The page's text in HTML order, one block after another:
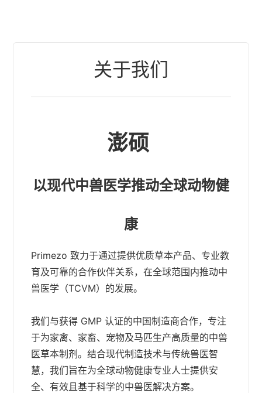
关于我们
澎硕
以现代中兽医学推动全球动物健
康
Primezo 致力于通过提供优质草本产品、专业教
育及可靠的合作伙伴关系，在全球范围内推动中
兽医学（TCVM）的发展。
我们与获得 GMP 认证的中国制造商合作，专注
于为家禽、家畜、宠物及马匹生产高质量的中兽
医草本制剂。结合现代制造技术与传统兽医智
慧，我们旨在为全球动物健康专业人士提供安
全、有效且基于科学的中兽医解决方案。